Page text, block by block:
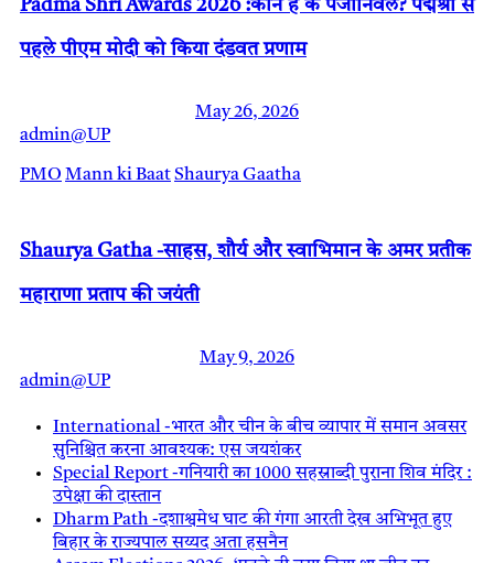
Padma Shri Awards 2026 :कौन हैं के पजानिवेल? पद्मश्री से
पहले पीएम मोदी को किया दंडवत प्रणाम
May 26, 2026
admin@UP
PMO Mann ki BaatShaurya Gaatha
Shaurya Gatha -साहस, शौर्य और स्वाभिमान के अमर प्रतीक
महाराणा प्रताप की जयंती
May 9, 2026
admin@UP
International -भारत और चीन के बीच व्यापार में समान अवसर
सुनिश्चित करना आवश्यक: एस जयशंकर
Special Report -गनियारी का 1000 सहस्राब्दी पुराना शिव मंदिर :
उपेक्षा की दास्तान
Dharm Path -दशाश्वमेध घाट की गंगा आरती देख अभिभूत हुए
बिहार के राज्यपाल सय्यद अता हसनैन